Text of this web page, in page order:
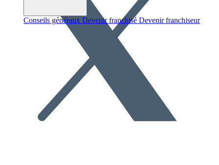
Conseils généraux Devenir franchisé Devenir franchiseur